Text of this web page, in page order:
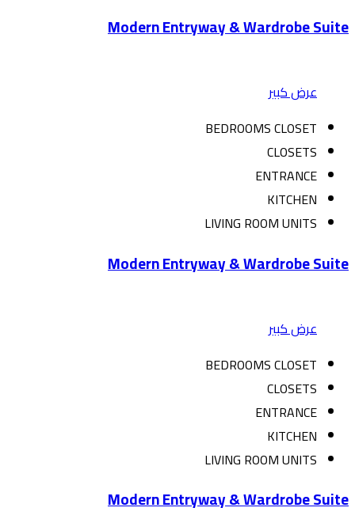
Modern Entryway & Wardrobe Suite
عرض كبير
BEDROOMS CLOSET
CLOSETS
ENTRANCE
KITCHEN
LIVING ROOM UNITS
Modern Entryway & Wardrobe Suite
عرض كبير
BEDROOMS CLOSET
CLOSETS
ENTRANCE
KITCHEN
LIVING ROOM UNITS
Modern Entryway & Wardrobe Suite